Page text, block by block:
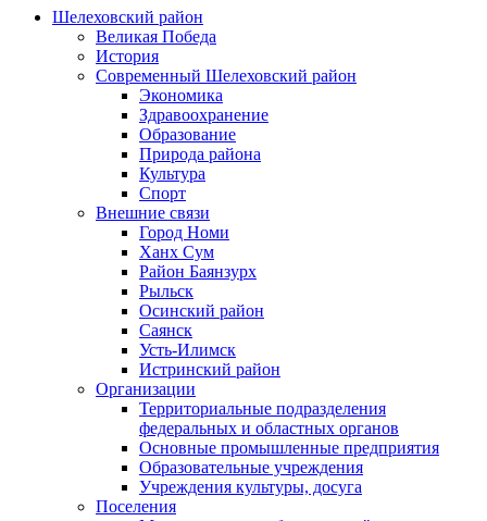
Шелеховский район
Великая Победа
История
Современный Шелеховский район
Экономика
Здравоохранение
Образование
Природа района
Культура
Спорт
Внешние связи
Город Номи
Ханх Сум
Район Баянзурх
Рыльск
Осинский район
Саянск
Усть-Илимск
Истринский район
Организации
Территориальные подразделения
федеральных и областных органов
Основные промышленные предприятия
Образовательные учреждения
Учреждения культуры, досуга
Поселения